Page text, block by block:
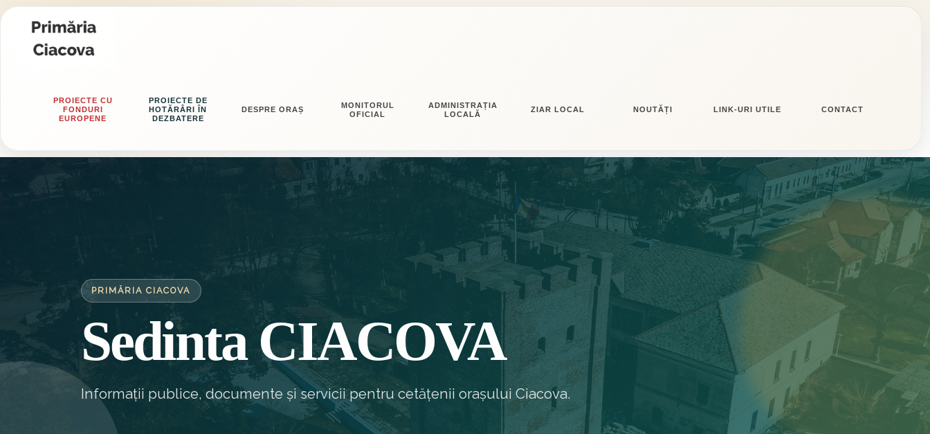
PROIECTE CU
FONDURI
EUROPENE
PROIECTE DE
HOTĂRÂRI ÎN
DEZBATERE
DESPRE ORAȘ
MONITORUL
OFICIAL
ADMINISTRAȚIA
LOCALĂ
ZIAR LOCAL NOUTĂȚI LINK-URI UTILE CONTACT
PRIMĂRIA CIACOVA
Sedinta CIACOVA
Informații publice, documente și servicii pentru cetățenii orașului Ciacova.